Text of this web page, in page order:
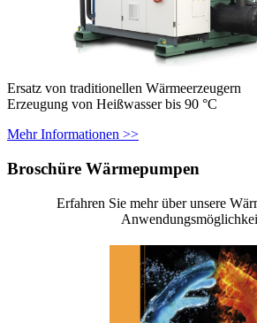
Ersatz von traditionellen Wärmeerzeugern
Erzeugung von Heißwasser bis 90 °C
Mehr Informationen >>
Broschüre Wärmepumpen
Erfahren Sie mehr über unsere